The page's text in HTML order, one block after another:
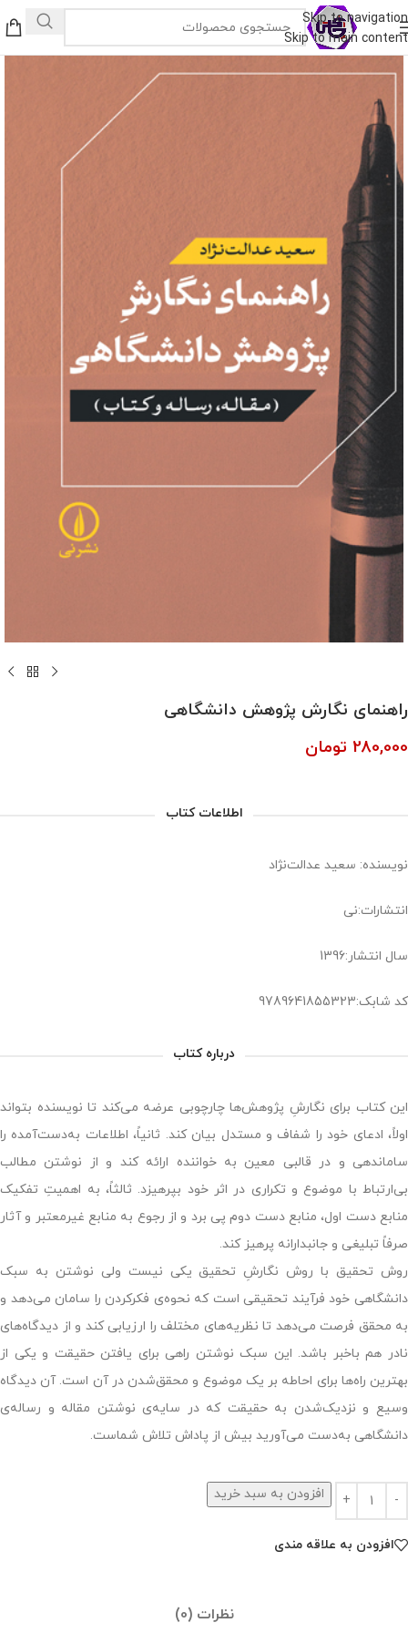
Skip to navigation
Skip to main content
راهنمای نگارش پژوهش دانشگاهی
280,000 تومان
اطلاعات کتاب
نویسنده: سعید عدالت‌نژاد
انتشارات:نی
سال انتشار:1396
کد شابک:9789641855323
درباره کتاب
این کتاب برای نگارشِ پژوهش‌ها چارچوبی عرضه می‌کند تا نویسنده بتواند
اولاً، ادعای خود را شفاف و مستدل بیان کند. ثانیاً، اطلاعات به‌دست‌آمده را
ساماندهی و در قالبی معین به خواننده ارائه کند و از نوشتن مطالب
بی‌ارتباط با موضوع و تکراری در اثر خود بپرهیزد. ثالثاً، به اهمیتِ تفکیک
منابع دست اول، منابع دست دوم پی برد و از رجوع به منابع غیرمعتبر و آثار
صرفاً تبلیغی و جانبدارانه پرهیز کند.
روش تحقیق با روش نگارشِ تحقیق یکی نیست ولی نوشتن به سبک
دانشگاهی خود فرآیند تحقیقی است که نحوه‌ی فکرکردن را سامان می‌دهد و
به محقق فرصت می‌دهد تا نظریه‌های مختلف را ارزیابی کند و از دیدگاه‌های
نادر هم باخبر باشد. این سبک نوشتن راهی برای یافتن حقیقت و یکی از
بهترین راه‌ها برای احاطه بر یک موضوع و محقق‌شدن در آن است. آن دیدگاه
وسیع و نزدیک‌شدن به حقیقت که در سایه‌ی نوشتن مقاله و رساله‌ی
دانشگاهی به‌دست می‌آورید بیش از پاداش تلاش شماست.
افزودن به سبد خرید
افزودن به علاقه مندی
نظرات (0)